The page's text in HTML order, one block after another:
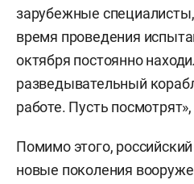
зарубежные
время проведения
октября постоянно
разведывательный
работе. Пусть
Помимо этого,
новые поколения